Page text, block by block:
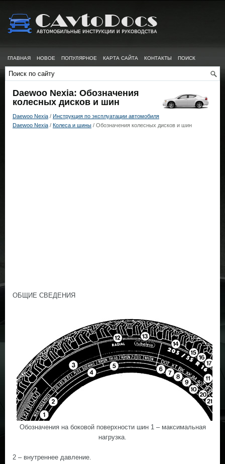
ГЛАВНАЯ НОВОЕ ПОПУЛЯРНОЕ КАРТА САЙТА КОНТАКТЫ ПОИСК
Daewoo Nexia: Обозначения
колесных дисков и шин
Daewoo Nexia / Инструкция по эксплуатации автомобиля
Daewoo Nexia / Колеса и шины / Обозначения колесных дисков и шин
ОБЩИЕ СВЕДЕНИЯ
Обозначения на боковой поверхности шин 1 – максимальная
нагрузка.
2 – внутреннее давление.